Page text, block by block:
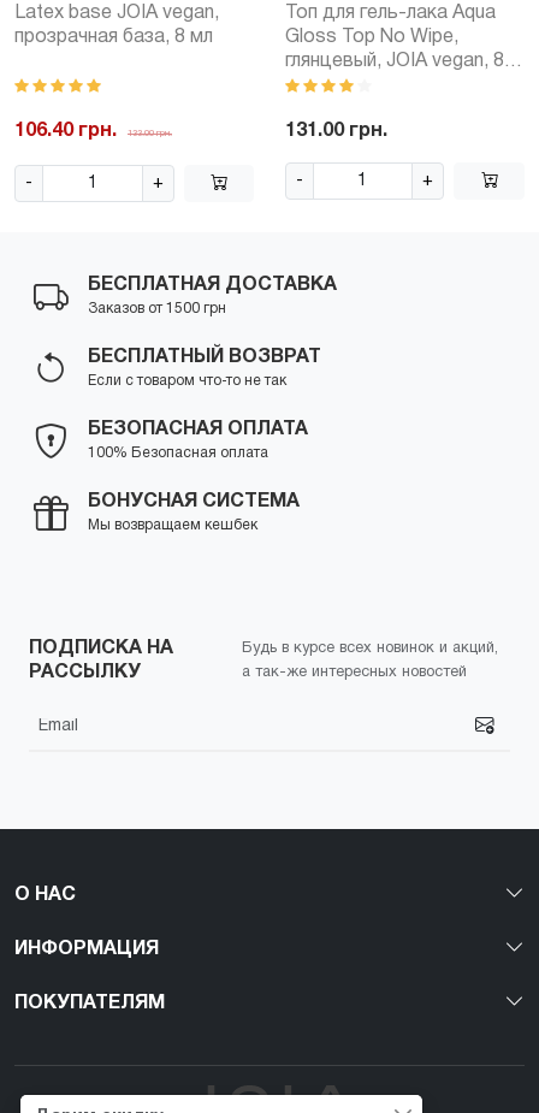
Latex base JOIA vegan,
прозрачная база, 8 мл
106.40 грн. 133.00 грн.
- +
Топ для гель-лака Aqua
Gloss Top No Wipe,
глянцевый, JOIA vegan, 8
мл
131.00 грн.
- +
БЕСПЛАТНАЯ ДОСТАВКА
Заказов от 1500 грн
БЕСПЛАТНЫЙ ВОЗВРАТ
Если с товаром что-то не так
БЕЗОПАСНАЯ ОПЛАТА
100% Безопасная оплата
БОНУСНАЯ СИСТЕМА
Мы возвращаем кешбек
ПОДПИСКА НА
РАССЫЛКУ
Будь в курсе всех новинок и акций,
а так-же интересных новостей
О НАС
ИНФОРМАЦИЯ
ПОКУПАТЕЛЯМ